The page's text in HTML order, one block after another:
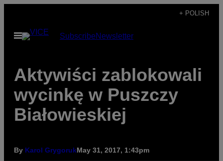
content
+ POLISH
Open
Menu
SubscribeNewsletter
Aktywiści zablokowali
wycinkę w Puszczy
Białowieskiej
By Karol GrygorukMay 31, 2017, 1:43pm